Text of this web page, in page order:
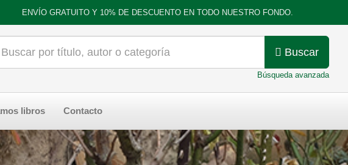
ENVÍO GRATUITO Y 10% DE DESCUENTO EN TODO NUESTRO FONDO.
Buscar
Búsqueda avanzada
libros Contacto